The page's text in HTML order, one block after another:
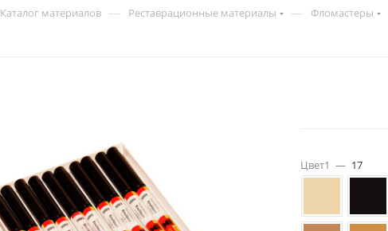
Каталог материалов — Реставрационные материалы — Фломастеры
Цвет1 — 17